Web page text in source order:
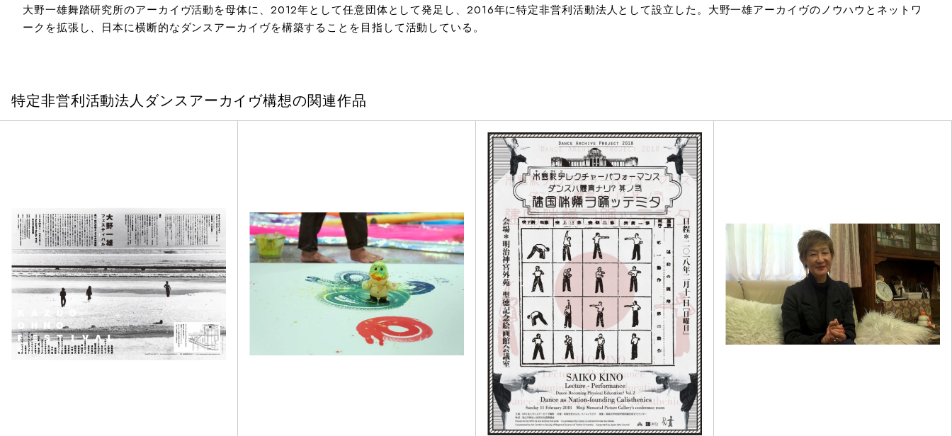
大野一雄舞踏研究所のアーカイヴ活動を母体に、2012年として任意団体として発足し、2016年に特定非営利活動法人として設立した。大野一雄アーカイヴのノウハウとネットワ
ークを拡張し、日本に横断的なダンスアーカイヴを構築することを目指して活動している。
特定非営利活動法人ダンスアーカイヴ構想の関連作品